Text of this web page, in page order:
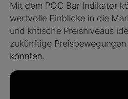
Mit dem POC Bar Indikator
wertvolle Einblicke in die
und kritische Preisniveaus
zukünftige
könnten.